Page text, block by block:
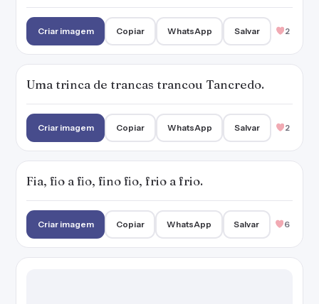
Criar imagem Copiar WhatsApp Salvar 2
Uma trinca de trancas trancou Tancredo.
Criar imagem Copiar WhatsApp Salvar 2
Fia, fio a fio, fino fio, frio a frio.
Criar imagem Copiar WhatsApp Salvar 6